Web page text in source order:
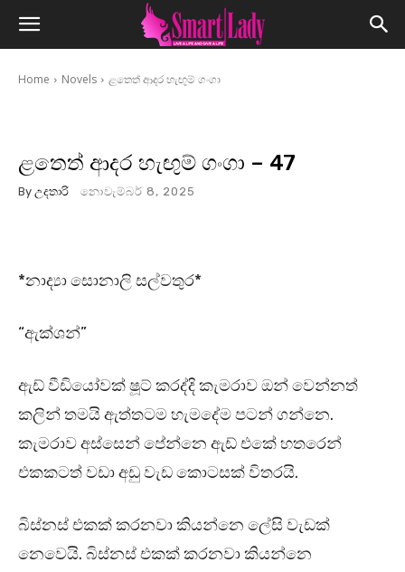
Home Novels ළතෙත් ආදර හැඟුම් ගංගා
ළතෙත් ආදර හැඟුම් ගංගා – 47
By උදතාරි නොවැම්බර් 8, 2025
*නාද්‍යා සොනාලි සල්වතුර*
“ඇක්ශන්”
ඇඩ් වීඩියෝවක් ෂූට් කරද්දි කැමරාව ඔන් වෙන්නත්
කලින් තමයි ඇත්තටම හැමදේම පටන් ගන්නෙ.
කැමරාව අස්සෙන් පේන්නෙ ඇඩ් එකේ හතරෙන්
එකකටත් වඩා අඩු වැඩ කොටසක් විතරයි.
බිස්නස් එකක් කරනවා කියන්නෙ ලේසි වැඩක්
නෙවෙයි. බිස්නස් එකක් කරනවා කියන්නෙ